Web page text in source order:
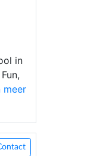
in
ze
dat